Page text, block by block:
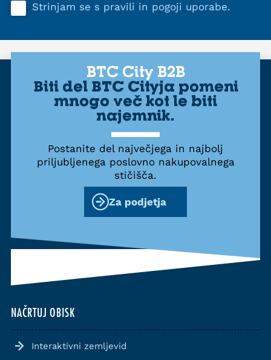
Strinjam se s pravili in pogoji uporabe.
NAČRTUJ OBISK
Interaktivni zemljevid
BTC City B2B
Biti del BTC Cityja pomeni
mnogo več kot le biti
najemnik.
Postanite del največjega in najbolj
priljubljenega poslovno nakupovalnega
stičišča.
Za podjetja